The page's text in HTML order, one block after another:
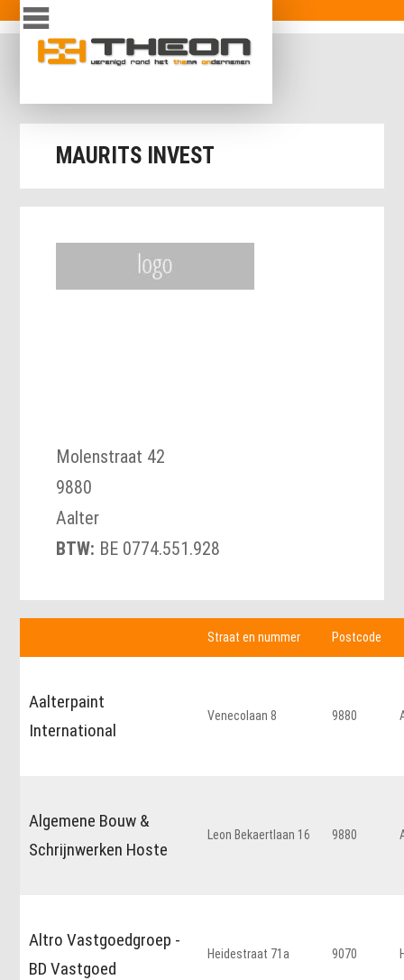
Overslaan en naar de inhoud gaan
inloggen
MAURITS INVEST
Molenstraat 42
9880
Aalter
BTW: BE 0774.551.928
Straat en nummer Postcode
Aalterpaint
International
Venecolaan 8 9880
Algemene Bouw &
Schrijnwerken Hoste
Leon Bekaertlaan 16 9880
Altro Vastgoedgroep -
BD Vastgoed
Heidestraat 71a 9070